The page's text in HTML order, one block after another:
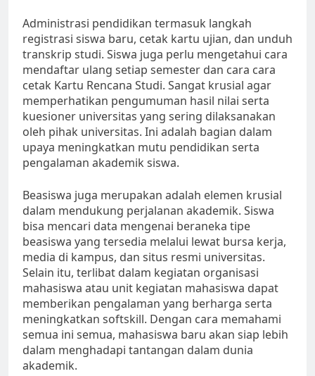
Administrasi pendidikan termasuk langkah
registrasi siswa baru, cetak kartu ujian, dan unduh
transkrip studi. Siswa juga perlu mengetahui cara
mendaftar ulang setiap semester dan cara cara
cetak Kartu Rencana Studi. Sangat krusial agar
memperhatikan pengumuman hasil nilai serta
kuesioner universitas yang sering dilaksanakan
oleh pihak universitas. Ini adalah bagian dalam
upaya meningkatkan mutu pendidikan serta
pengalaman akademik siswa.
Beasiswa juga merupakan adalah elemen krusial
dalam mendukung perjalanan akademik. Siswa
bisa mencari data mengenai beraneka tipe
beasiswa yang tersedia melalui lewat bursa kerja,
media di kampus, dan situs resmi universitas.
Selain itu, terlibat dalam kegiatan organisasi
mahasiswa atau unit kegiatan mahasiswa dapat
memberikan pengalaman yang berharga serta
meningkatkan softskill. Dengan cara memahami
semua ini semua, mahasiswa baru akan siap lebih
dalam menghadapi tantangan dalam dunia
akademik.